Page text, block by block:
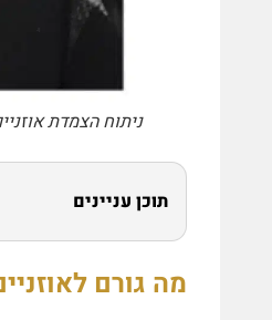
ניתוח הצמדת
תוכן עניינים
מה גורם